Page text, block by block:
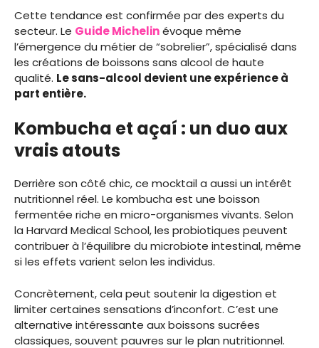
Cette tendance est confirmée par des experts du
secteur. Le Guide Michelinévoque même
l’émergence du métier de “sobrelier”, spécialisé dans
les créations de boissons sans alcool de haute
qualité. Le sans-alcool devient une expérience à
part entière.
Kombucha et açaí : un duo aux
vrais atouts
Derrière son côté chic, ce mocktail a aussi un intérêt
nutritionnel réel. Le kombucha est une boisson
fermentée riche en micro-organismes vivants. Selon
la Harvard Medical School, les probiotiques peuvent
contribuer à l’équilibre du microbiote intestinal, même
si les effets varient selon les individus.
Concrètement, cela peut soutenir la digestion et
limiter certaines sensations d’inconfort. C’est une
alternative intéressante aux boissons sucrées
classiques, souvent pauvres sur le plan nutritionnel.